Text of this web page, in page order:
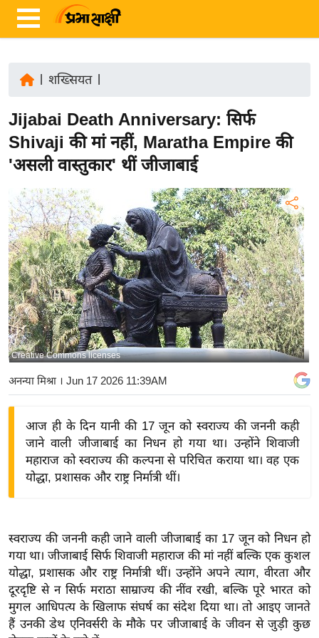
ज़ा
ख
ब
रा
ष्ट्री
य
अं
त
र्रा
ष्ट्री
य
बि
ज़
ने
द्यो
वि
शे
ष
ज्ञ
रा
शख्सियत|
Jijabai Death Anniversary: सिर्फ
Shivaji की मां नहीं, Maratha Empire की
'असली वास्तुकार' थीं जीजाबाई
Creative Commons licenses
अनन्या मिश्रा । Jun 17 2026 11:39AM
आज ही के दिन यानी की 17 जून को स्वराज्य की जननी कही
जाने वाली जीजाबाई का निधन हो गया था। उन्होंने शिवाजी
महाराज को स्वराज्य की कल्पना से परिचित कराया था। वह एक
योद्धा, प्रशासक और राष्ट्र निर्मात्री थीं।
स्वराज्य की जननी कही जाने वाली जीजाबाई का 17 जून को निधन हो
गया था। जीजाबाई सिर्फ शिवाजी महाराज की मां नहीं बल्कि एक कुशल
योद्धा, प्रशासक और राष्ट्र निर्मात्री थीं। उन्होंने अपने त्याग, वीरता और
दूरदृष्टि से न सिर्फ मराठा साम्राज्य की नींव रखी, बल्कि पूरे भारत को
मुगल आधिपत्य के खिलाफ संघर्ष का संदेश दिया था। तो आइए जानते
हैं उनकी डेथ एनिवर्सरी के मौके पर जीजाबाई के जीवन से जुड़ी कुछ